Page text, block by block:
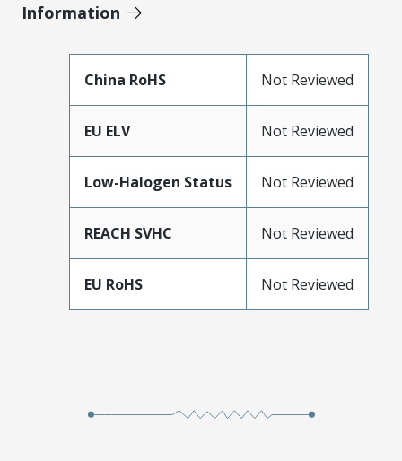
Information
China RoHS Not Reviewed
EU ELV Not Reviewed
Low-Halogen Status Not Reviewed
REACH SVHC Not Reviewed
EU RoHS Not Reviewed